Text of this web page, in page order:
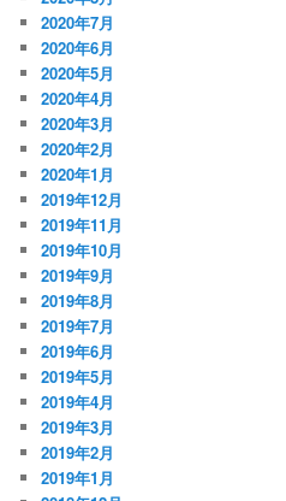
2020年7月
2020年6月
2020年5月
2020年4月
2020年3月
2020年2月
2020年1月
2019年12月
2019年11月
2019年10月
2019年9月
2019年8月
2019年7月
2019年6月
2019年5月
2019年4月
2019年3月
2019年2月
2019年1月